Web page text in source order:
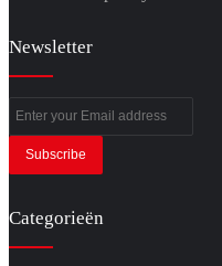
Newsletter
your
Email
address
Categorieën